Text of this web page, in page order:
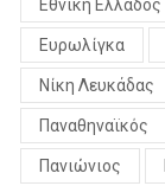
Εθνική Ελλάδος
Ευρωλίγκα
Νίκη Λευκάδας
Παναθηναϊκός
Πανιώνιος